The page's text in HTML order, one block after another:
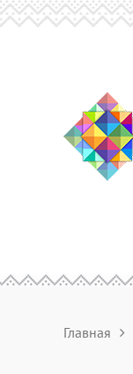
Главная